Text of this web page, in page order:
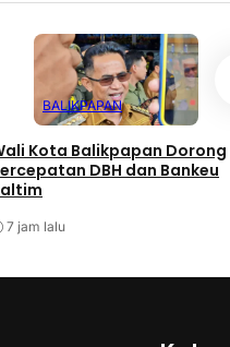
BALIKPAPAN
Kota Balikpapan Dorong
DBH dan Bankeu
7 jam lalu